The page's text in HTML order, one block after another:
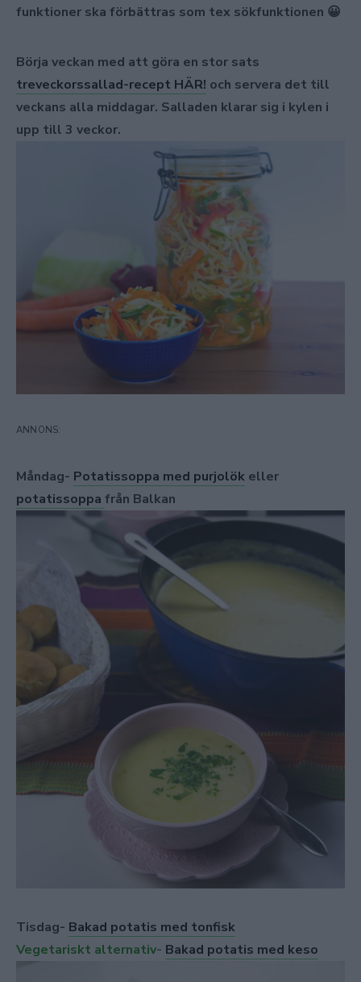
funktioner ska förbättras som tex sökfunktionen 😀
Börja veckan med att göra en stor sats
treveckorssallad-recept HÄR! och servera det till
veckans alla middagar. Salladen klarar sig i kylen i
upp till 3 veckor.
Måndag- Potatissoppa med purjolök eller
potatissoppa från Balkan
Tisdag- Bakad potatis med tonfisk
Vegetariskt alternativ- Bakad potatis med keso